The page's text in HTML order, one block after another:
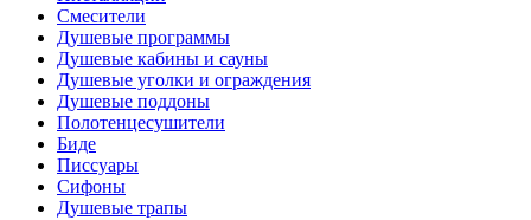
Смесители
Душевые программы
Душевые кабины и сауны
Душевые уголки и ограждения
Душевые поддоны
Полотенцесушители
Биде
Писсуары
Сифоны
Душевые трапы